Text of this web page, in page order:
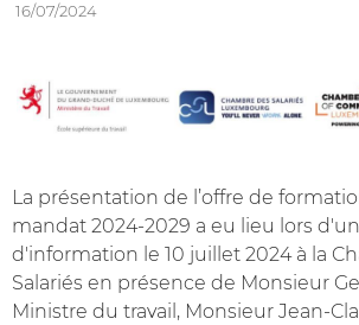
16/07/2024
La présentation de l’offre de
mandat 2024-2029 a eu lieu lors
d'information le 10 juillet 2024 à la
Salariés en présence de Monsieur
Ministre du travail, Monsieur Jean-